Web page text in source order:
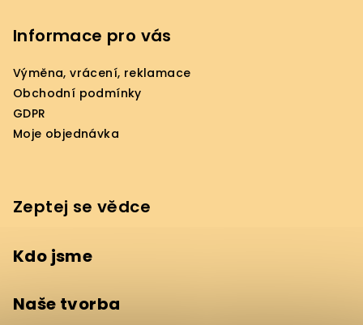
Informace pro vás
Výměna, vrácení, reklamace
Obchodní podmínky
GDPR
Moje objednávka
Zeptej se vědce
Kdo jsme
Naše tvorba